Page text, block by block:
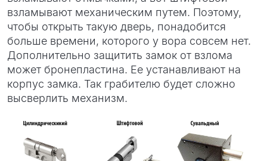
взламывают механическим путем. Поэтому,
чтобы открыть такую дверь, понадобится
больше времени, которого у вора совсем нет.
Дополнительно защитить замок от взлома
может бронепластина. Ее устанавливают на
корпус замка. Так грабителю будет сложно
высверлить механизм.